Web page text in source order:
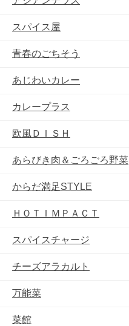
スパイス屋
青春のごちそう
あじわいカレー
カレープラス
欧風ＤＩＳＨ
あらびき肉＆ごろごろ野菜
からだ満足STYLE
ＨＯＴＩＭＰＡＣＴ
スパイスチャージ
チーズアラカルト
万能菜
菜館